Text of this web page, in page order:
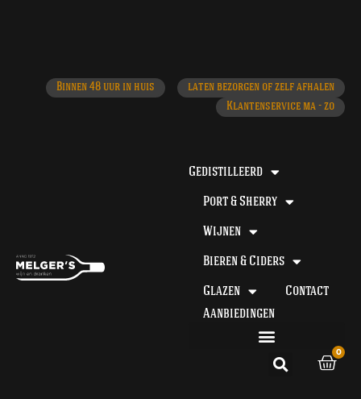
Binnen 48 uur in huis
laten bezorgen of zelf afhalen
Klantenservice ma - zo
Gedistilleerd
Port & Sherry
Wijnen
Bieren & Ciders
Glazen
Contact
Aanbiedingen
0